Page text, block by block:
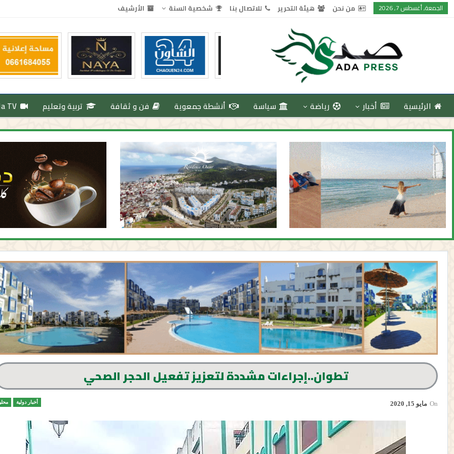
الجمعة, أغسطس 7, 2026 من نحن هيئة التحرير للاتصال بنا شخصية السنة الأرشيف
الرئيسية أخبار رياضة سياسة أنشطة جمعوية فن و ثقافة تربية وتعليم TV
تطوان..إجراءات مشددة لتعزيز تفعيل الحجر الصحي
أخبار دولية On مايو 15, 2020